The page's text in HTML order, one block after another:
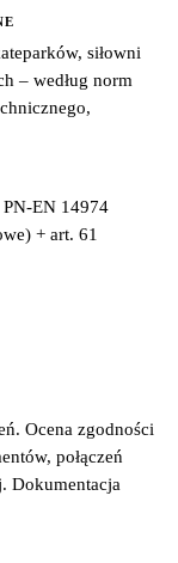
siłowni
– według norm
EN 14974
+ art. 61
Ocena zgodności
połączeń
Dokumentacja